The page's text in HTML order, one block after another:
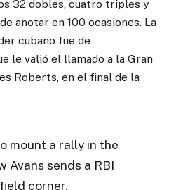
32 dobles, cuatro triples y
anotar en 100 ocasiones. La
cubano fue de
le valió el llamado a la Gran
Roberts, en el final de la
mount a rally in the
Avans sends a RBI
corner.